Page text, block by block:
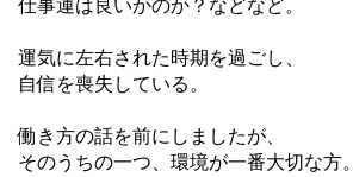
仕事運は良いかのか？などなど。
運気に左右された時期を過ごし、
自信を喪失している。
働き方の話を前にしましたが、
そのうちの一つ、環境が一番大切な方。